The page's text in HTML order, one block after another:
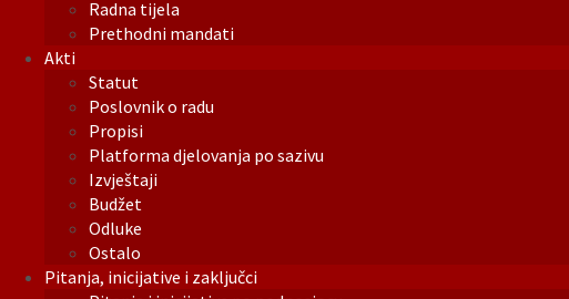
Radna tijela
Prethodni mandati
Akti
Statut
Poslovnik o radu
Propisi
Platforma djelovanja po sazivu
Izvještaji
Budžet
Odluke
Ostalo
Pitanja, inicijative i zaključci